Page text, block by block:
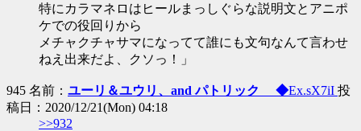
特にカラマネロはヒールまっしぐらな説明文とアニポ
ケでの役回りから
メチャクチャサマになってて誰にも文句なんて言わせ
ねえ出来だよ、クソっ！」
945 名前： ユーリ＆ユウリ、and パトリック ◆Ex.sX7iI 投
稿日：2020/12/21(Mon) 04:18
>>932